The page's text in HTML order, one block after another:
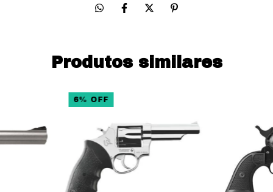
Produtos similares
6% OFF